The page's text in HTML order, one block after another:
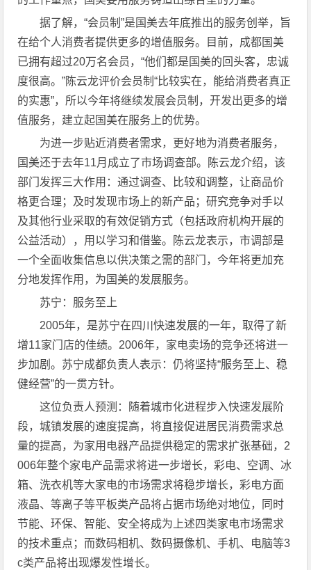
据了解，“会员制”是国美去年底推出的服务创举，旨
在给个人消费者提供更多的增值服务。目前，成都国美
已拥有超过20万名会员，“他们都是国美的回头客，忠诚
度很高。”陈云龙评价会员制“比较实在，能给消费者真正
的实惠”，所以今年将继续发展会员制，开发出更多的增
值服务，建立起国美在服务上的优势。
为进一步贴近消费者需求，更好地为消费者服务，
国美还于去年11月成立了市场调查部。陈云龙介绍，该
部门发挥三大作用：通过调查、比较和调整，让商品价
格更合理；及时发现市场上的新产品；研究竞争对手以
及其他行业采取的有效促销方式（包括政府机构开展的
公益活动），用以学习和借鉴。陈云龙表示，市调部是
一个全面收集信息以供决策之需的部门，今年将更加充
分地发挥作用，为国美的发展服务。
苏宁：服务至上
2005年，是苏宁在四川快速发展的一年，取得了新
增11家门店的佳绩。2006年，家电卖场的竞争还将进一
步加剧。苏宁成都负责人表示：仍将坚持“服务至上、稳
健经营”的一贯方针。
这位负责人预测：随着城市化进程步入快速发展阶
段，城镇发展的速度提高，将直接促进居民消费需求总
量的提高，为家用电器产品提供稳定的需求扩张基础，2
006年整个家电产品需求将进一步增长，彩电、空调、冰
箱、洗衣机等大家电的市场需求将稳步增长，彩电方面
液晶、等离子等平板类产品将占据市场绝对地位，同时
节能、环保、智能、安全将成为上述四类家电市场需求
的技术重点；而数码相机、数码摄像机、手机、电脑等3
c类产品将出现爆发性增长。